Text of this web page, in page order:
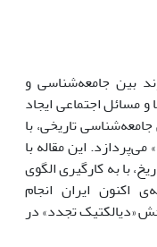
بین جامعه‌شناسی و
مسائل اجتماعی ایجاد
تاریخی، با
این مقاله با
با به کارگیری الگوی
اکنون ایران انجام
«دیالکتیک تجدد» در